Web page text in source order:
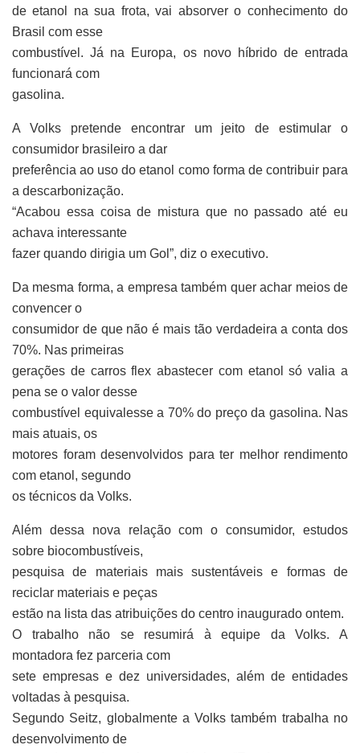
de etanol na sua frota, vai absorver o conhecimento do
Brasil com esse
combustível. Já na Europa, os novo híbrido de entrada
funcionará com
gasolina.
A Volks pretende encontrar um jeito de estimular o
consumidor brasileiro a dar
preferência ao uso do etanol como forma de contribuir para
a descarbonização.
“Acabou essa coisa de mistura que no passado até eu
achava interessante
fazer quando dirigia um Gol”, diz o executivo.
Da mesma forma, a empresa também quer achar meios de
convencer o
consumidor de que não é mais tão verdadeira a conta dos
70%. Nas primeiras
gerações de carros flex abastecer com etanol só valia a
pena se o valor desse
combustível equivalesse a 70% do preço da gasolina. Nas
mais atuais, os
motores foram desenvolvidos para ter melhor rendimento
com etanol, segundo
os técnicos da Volks.
Além dessa nova relação com o consumidor, estudos
sobre biocombustíveis,
pesquisa de materiais mais sustentáveis e formas de
reciclar materiais e peças
estão na lista das atribuições do centro inaugurado ontem.
O trabalho não se resumirá à equipe da Volks. A
montadora fez parceria com
sete empresas e dez universidades, além de entidades
voltadas à pesquisa.
Segundo Seitz, globalmente a Volks também trabalha no
desenvolvimento de